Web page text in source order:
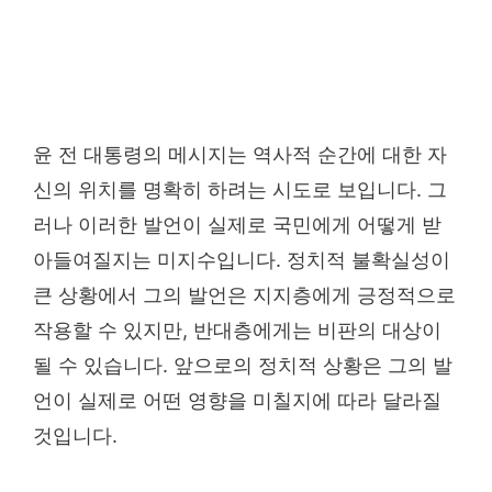
윤 전 대통령의 메시지는 역사적 순간에 대한 자
신의 위치를 명확히 하려는 시도로 보입니다. 그
러나 이러한 발언이 실제로 국민에게 어떻게 받
아들여질지는 미지수입니다. 정치적 불확실성이
큰 상황에서 그의 발언은 지지층에게 긍정적으로
작용할 수 있지만, 반대층에게는 비판의 대상이
될 수 있습니다. 앞으로의 정치적 상황은 그의 발
언이 실제로 어떤 영향을 미칠지에 따라 달라질
것입니다.